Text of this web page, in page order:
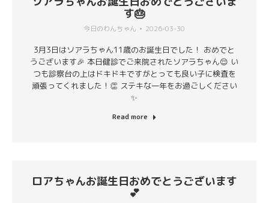
す🎂
今日のわんちゃん 2026-03-30
3月3日はソアラちゃん11歳のお誕生日でした！ おめでと
うございます🎉 本日健診でご来院されたソアラちゃん😌 い
つも診察台の上はドキドキですがとっても良い子に検査を
頑張ってくれました！👏 ステキな一年をお過ごしください
✨
Read more
ロアちゃんお誕生日おめでとうございます
💕